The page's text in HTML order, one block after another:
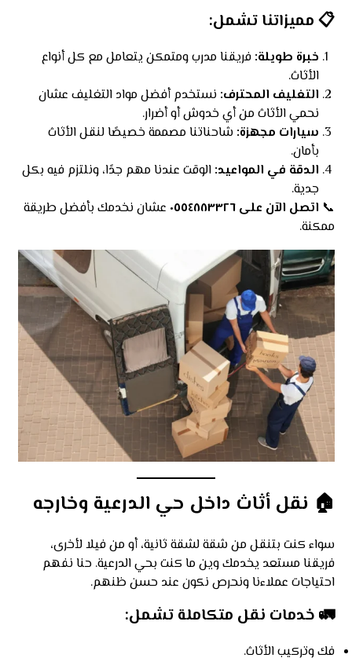
📋مميزاتنا تشمل:
خبرة طويلة: فريقنا مدرب ومتمكن يتعامل مع كل أنواع
الأثاث.
التغليف المحترف: نستخدم أفضل مواد التغليف عشان
نحمي الأثاث من أي خدوش أو أضرار.
سيارات مجهزة: شاحناتنا مصممة خصيصًا لنقل الأثاث
بأمان.
الدقة في المواعيد: الوقت عندنا مهم جدًا، ونلتزم فيه بكل
جدية.
📞 اتصل الآن على ٠٥٥٤٨٨٣٣٢٦
عشان نخدمك بأفضل طريقة
ممكنة.
🏠 نقل أثاث داخل حي الدرعية وخارجه
سواء كنت بتنقل من شقة لشقة ثانية، أو من فيلا لأخرى،
فريقنا مستعد يخدمك وين ما كنت بحي الدرعية. حنا نفهم
احتياجات عملاءنا ونحرص نكون عند حسن ظنهم.
🚛خدمات نقل متكاملة تشمل:
فك وتركيب الأثاث.